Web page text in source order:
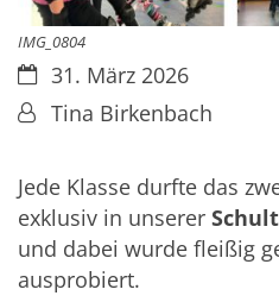
IMG_0804
Datum:
31. März 2026
Von:Tina Birkenbach
Jede Klasse durfte das
exklusiv in unserer
und dabei wurde fleißig
ausprobiert.